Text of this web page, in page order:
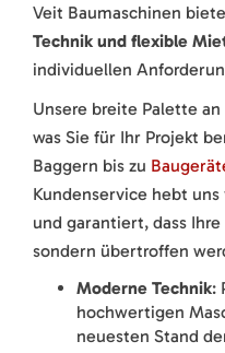
Veit Baumaschinen
Technik und flexible
individuellen
Unsere breite Palette
was Sie für Ihr Projekt
Baggern bis zu
Kundenservice hebt
und garantiert, dass
sondern übertroffen
Moderne Technik:
hochwertigen
neuesten Stand